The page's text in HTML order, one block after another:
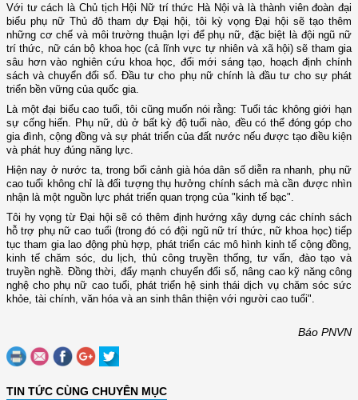
Với tư cách là Chủ tịch Hội Nữ trí thức Hà Nội và là thành viên đoàn đại
biểu phụ nữ Thủ đô tham dự Đại hội, tôi kỳ vọng Đại hội sẽ tạo thêm
những cơ chế và môi trường thuận lợi để phụ nữ, đặc biệt là đội ngũ nữ
trí thức, nữ cán bộ khoa học (cả lĩnh vực tự nhiên và xã hội) sẽ tham gia
sâu hơn vào nghiên cứu khoa học, đổi mới sáng tạo, hoạch định chính
sách và chuyển đổi số. Đầu tư cho phụ nữ chính là đầu tư cho sự phát
triển bền vững của quốc gia.
Là một đại biểu cao tuổi, tôi cũng muốn nói rằng: Tuổi tác không giới hạn
sự cống hiến. Phụ nữ, dù ở bất kỳ độ tuổi nào, đều có thể đóng góp cho
gia đình, cộng đồng và sự phát triển của đất nước nếu được tạo điều kiện
và phát huy đúng năng lực.
Hiện nay ở nước ta, trong bối cảnh già hóa dân số diễn ra nhanh, phụ nữ
cao tuổi không chỉ là đối tượng thụ hưởng chính sách mà cần được nhìn
nhận là một nguồn lực phát triển quan trọng của "kinh tế bạc".
Tôi hy vọng từ Đại hội sẽ có thêm định hướng xây dựng các chính sách
hỗ trợ phụ nữ cao tuổi (trong đó có đội ngũ nữ trí thức, nữ khoa học) tiếp
tục tham gia lao động phù hợp, phát triển các mô hình kinh tế cộng đồng,
kinh tế chăm sóc, du lịch, thủ công truyền thống, tư vấn, đào tạo và
truyền nghề. Đồng thời, đẩy mạnh chuyển đổi số, nâng cao kỹ năng công
nghệ cho phụ nữ cao tuổi, phát triển hệ sinh thái dịch vụ chăm sóc sức
khỏe, tài chính, văn hóa và an sinh thân thiện với người cao tuổi".
Báo PNVN
TIN TỨC CÙNG CHUYÊN MỤC